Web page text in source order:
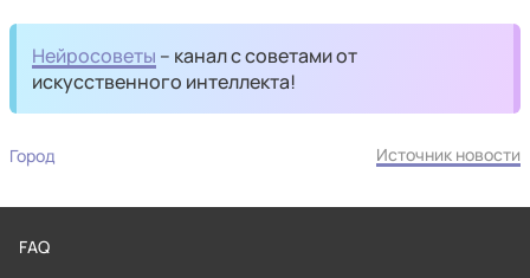
Нейросоветы – канал с советами от
искусственного интеллекта!
Город Источник новости
FAQ